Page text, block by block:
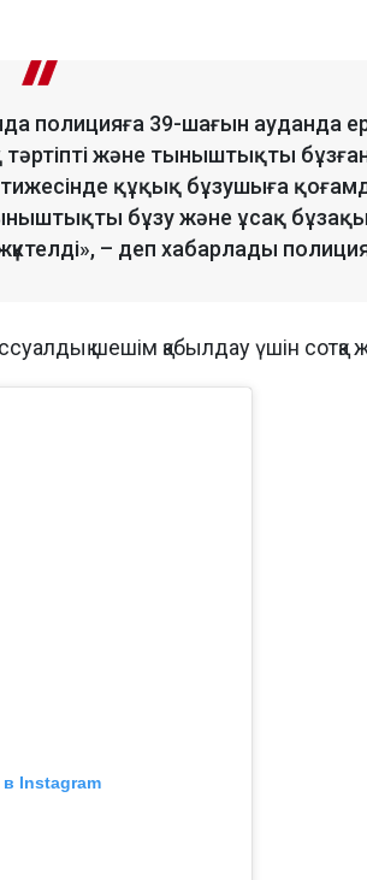
полицияға 39-шағын ауданда
және тыныштықты
құқық бұзушыға
бұзу және ұсақ
– деп хабарлады
шешім қабылдау үшін сотқа
Instagram